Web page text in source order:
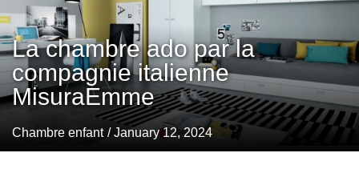
La chambre ado par la
compagnie italienne
MisuraEmme
Chambre enfant / January 12, 2024